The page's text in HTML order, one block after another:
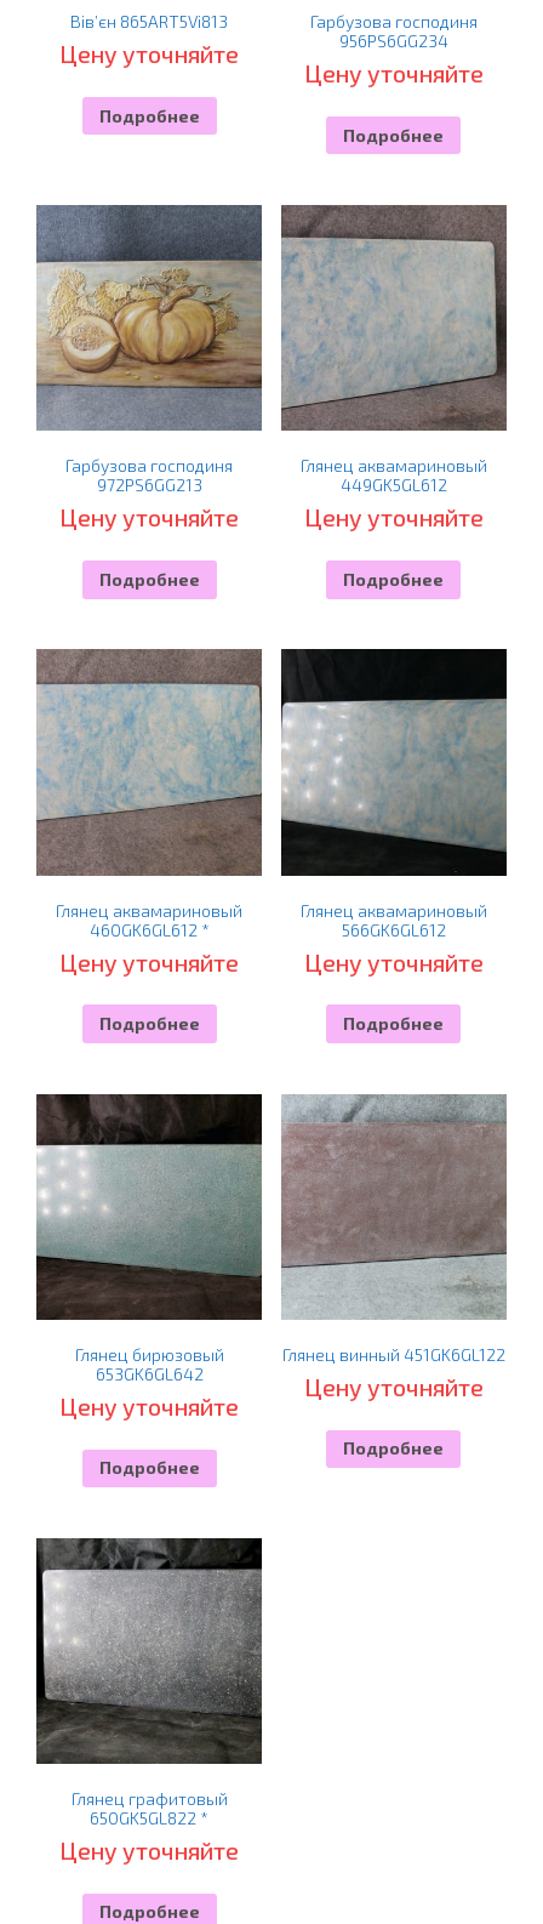
Вів’єн 865ART5Vi813
Цену уточняйте
Подробнее
Гарбузова господиня
956PS6GG234
Цену уточняйте
Подробнее
Гарбузова господиня
972PS6GG213
Цену уточняйте
Подробнее
Глянец аквамариновый
449GK5GL612
Цену уточняйте
Подробнее
Глянец аквамариновый
460GK6GL612 *
Цену уточняйте
Подробнее
Глянец аквамариновый
566GK6GL612
Цену уточняйте
Подробнее
Глянец бирюзовый
653GK6GL642
Цену уточняйте
Подробнее
Глянец винный 451GK6GL122
Цену уточняйте
Подробнее
Глянец графитовый
650GK5GL822 *
Цену уточняйте
Подробнее